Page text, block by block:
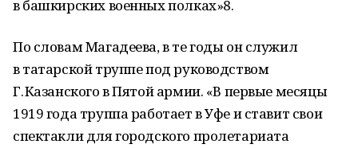
в башкирских военных полках»8.
По словам Магадеева, в те годы он служил
в татарской труппе под руководством
Г. Казанского в Пятой армии. «В первые месяцы
1919 года труппа работает в Уфе и ставит свои
спектакли для городского пролетариата